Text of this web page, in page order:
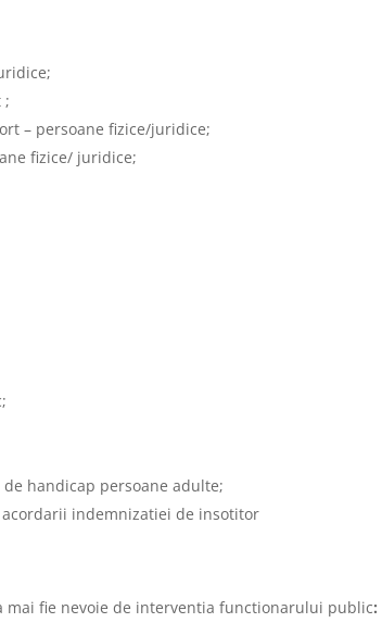
;
– persoane fizice/juridice;
fizice/ juridice;
handicap persoane adulte;
indemnizatiei de insotitor
mai fie nevoie de interventia functionarului public: